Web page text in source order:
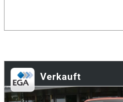
Verkauft